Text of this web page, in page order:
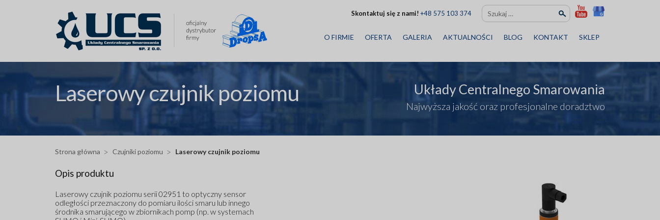
O FIRMIE OFERTA GALERIA AKTUALNOŚCI BLOG KONTAKT SKLEP
Skontaktuj się z nami! +48 575 103 374 Szukaj:
Laserowy czujnik poziomu Układy Centralnego Smarowania
Najwyższa jakość oraz profesjonalne doradztwo
Strona główna Czujniki poziomu Laserowy czujnik poziomu
Opis produktu
Laserowy czujnik poziomu serii 02951 to optyczny sensor
odległości przeznaczony do pomiaru ilości smaru lub innego
środnika smarującego w zbiornikach pomp (np. w systemach